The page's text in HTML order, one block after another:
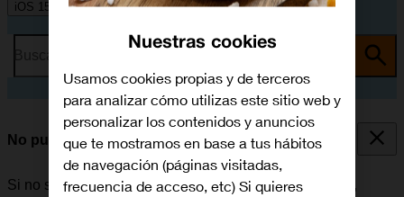
iOS 15.0
No puedo iniciar mi móvil
Si no se puede iniciar el móvil después de encenderlo,
Nuestras cookies
Usamos cookies propias y de terceros
para analizar cómo utilizas este sitio web y
personalizar los contenidos y anuncios
que te mostramos en base a tus hábitos
de navegación (páginas visitadas,
frecuencia de acceso, etc) Si quieres